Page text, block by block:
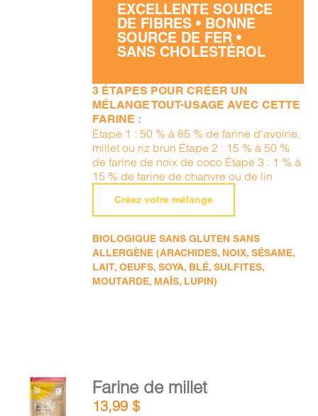
EXCELLENTE SOURCE
DE FIBRES • BONNE
SOURCE DE FER •
SANS CHOLESTÉROL
3 ÉTAPES POUR CRÉER UN
MÉLANGE TOUT-USAGE AVEC CETTE
FARINE :
Étape 1 : 50 % à 85 % de farine d'avoine,
millet ou riz brun Étape 2 : 15 % à 50 %
de farine de noix de coco Étape 3 : 1 % à
15 % de farine de chanvre ou de lin
Créez votre mélange
BIOLOGIQUE SANS GLUTEN SANS
ALLERGÈNE (ARACHIDES, NOIX, SÉSAME,
LAIT, OEUFS, SOYA, BLÉ, SULFITES,
MOUTARDE, MAÏS, LUPIN)
AJOUTER
AU
PANIER
Farine de millet
13,99$